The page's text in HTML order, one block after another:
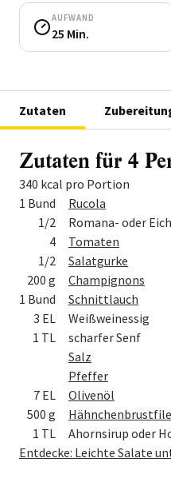
AUFWAND
25 Min.
Zutaten
Zutaten für 4
340 kcal pro Portion
Menge Zutat
1 Bund
Rucola
1/2
Romana- oder
4
Tomaten
1/2
Salatgurke
200 g
Champignons
1 Bund
Schnittlauch
3 EL
Weißweinessig
1 TL
scharfer Senf
Salz
Pfeffer
7 EL
Olivenöl
500 g
1 TL
Ahornsirup oder
Entdecke: Leichte Salate